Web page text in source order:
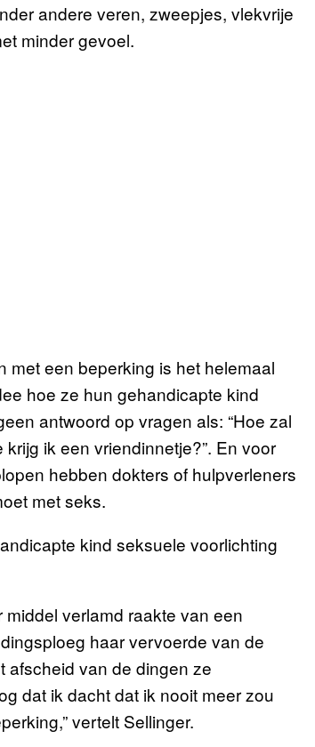
andere veren, zweepjes, vlekvrije
minder gevoel.
met een beperking is het helemaal
hoe ze hun gehandicapte kind
antwoord op vragen als: “Hoe zal
ik een vriendinnetje?”. En voor
hebben dokters of hulpverleners
met seks.
kind seksuele voorlichting
verlamd raakte van een
haar vervoerde van de
afscheid van de dingen ze
dat ik dacht dat ik nooit meer zou
vertelt Sellinger.